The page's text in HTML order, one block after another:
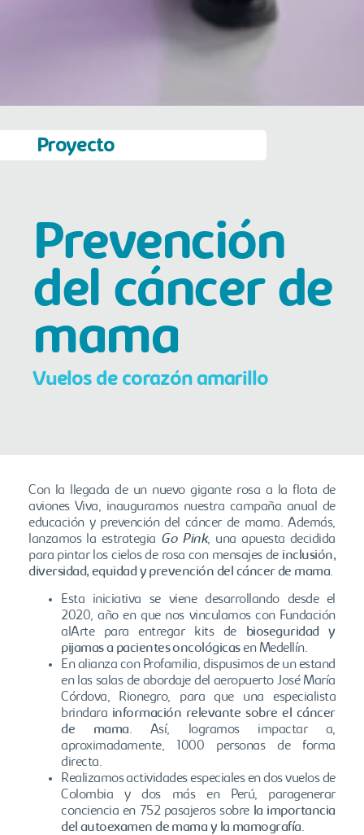
Proyecto
Prevención
del cáncer de
mama
Vuelos de corazón amarillo
Con la llegada de un nuevo gigante rosa a la flota de
aviones Viva, inauguramos nuestra campaña anual de
educación y prevención del cáncer de mama. Además,
lanzamos la estrategia Go Pink, una apuesta decidida
para pintar los cielos de rosa con mensajes de inclusión,
diversidad, equidad y prevención del cáncer de mama.
Esta iniciativa se viene desarrollando desde el
2020, año en que nos vinculamos con Fundación
alArte para entregar kits de bioseguridad y
pijamas a pacientes oncológicasen Medellín.
En alianza con Profamilia, dispusimos de un estand
en las salas de abordaje del aeropuerto José María
Córdova, Rionegro, para que una especialista
brindara información relevante sobre el cáncer
de mama. Así, logramos impactar a,
aproximadamente, 1000 personas de forma
directa.
Realizamos actividades especiales en dos vuelos de
Colombia y dos más en Perú, paragenerar
conciencia en 752 pasajeros sobre la importancia
del autoexamen de mama y la mamografía.